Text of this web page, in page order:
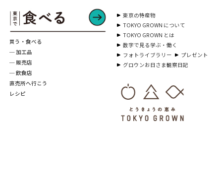
買う・食べる
─ 加工品
─ 販売店
─ 飲食店
直売所へ行こう
レシピ
東京の特産物
TOKYO GROWN について
TOKYO GROWN とは
数字で見る学ぶ・働く
フォトライブラリー
プレゼント
グロウンお日さま観察日記